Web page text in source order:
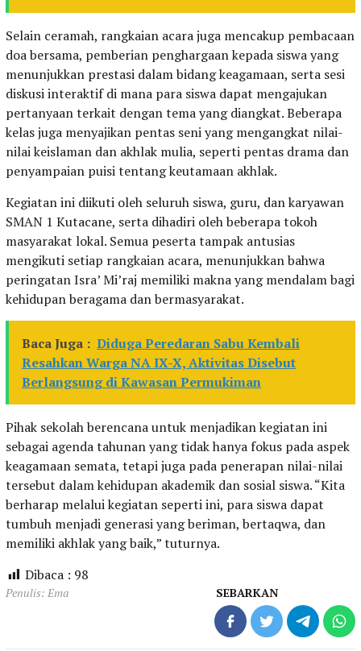
Selain ceramah, rangkaian acara juga mencakup pembacaan
doa bersama, pemberian penghargaan kepada siswa yang
menunjukkan prestasi dalam bidang keagamaan, serta sesi
diskusi interaktif di mana para siswa dapat mengajukan
pertanyaan terkait dengan tema yang diangkat. Beberapa
kelas juga menyajikan pentas seni yang mengangkat nilai-
nilai keislaman dan akhlak mulia, seperti pentas drama dan
penyampaian puisi tentang keutamaan akhlak.
Kegiatan ini diikuti oleh seluruh siswa, guru, dan karyawan
SMAN 1 Kutacane, serta dihadiri oleh beberapa tokoh
masyarakat lokal. Semua peserta tampak antusias
mengikuti setiap rangkaian acara, menunjukkan bahwa
peringatan Isra’ Mi’raj memiliki makna yang mendalam bagi
kehidupan beragama dan bermasyarakat.
Baca Juga : Diduga Peredaran Sabu Kembali
Resahkan Warga NA IX-X, Aktivitas Disebut
Berlangsung di Kawasan Permukiman
Pihak sekolah berencana untuk menjadikan kegiatan ini
sebagai agenda tahunan yang tidak hanya fokus pada aspek
keagamaan semata, tetapi juga pada penerapan nilai-nilai
tersebut dalam kehidupan akademik dan sosial siswa. “Kita
berharap melalui kegiatan seperti ini, para siswa dapat
tumbuh menjadi generasi yang beriman, bertaqwa, dan
memiliki akhlak yang baik,” tuturnya.
Dibaca : 98
Penulis: Ema SEBARKAN